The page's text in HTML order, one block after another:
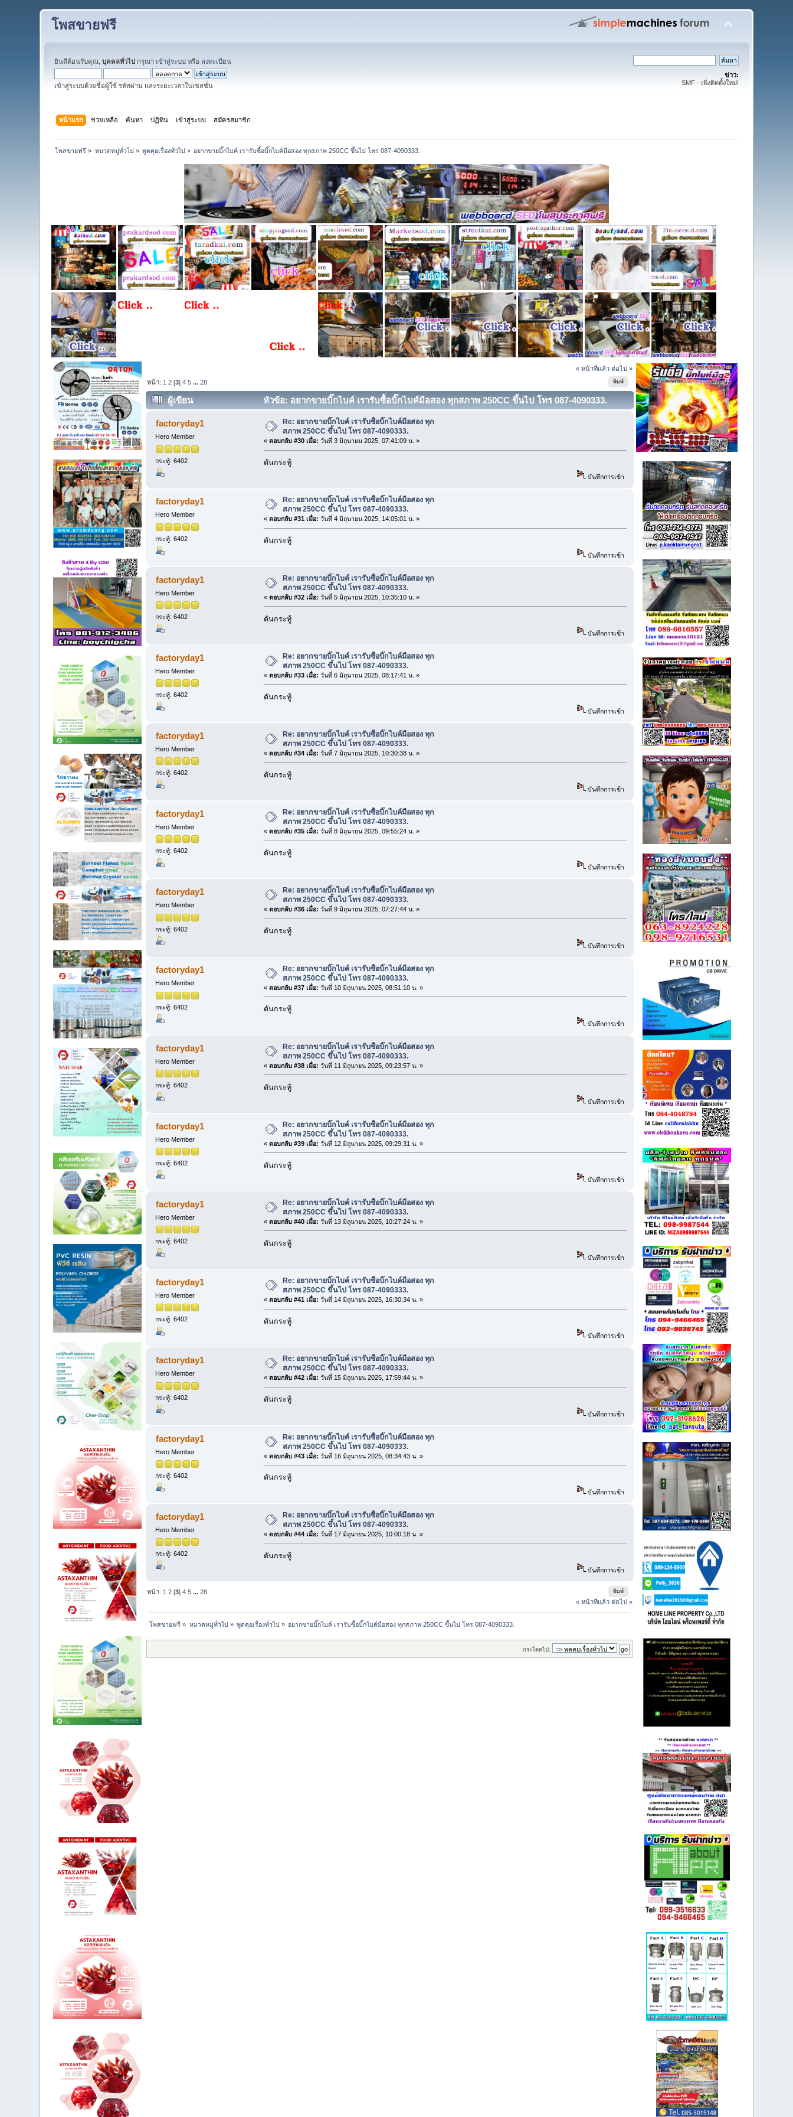
โพสขายฟรี
ยินดีต้อนรับคุณ,บุคคลทั่วไป กรุณา เข้าสู่ระบบ หรือ ลงทะเบียน
เข้าสู่ระบบด้วยชื่อผู้ใช้ รหัสผ่าน และระยะเวลาในเซสชั่น
ข่าว:
SMF - เพิ่งติดตั้งใหม่!
หน้าแรก ช่วยเหลือ ค้นหา ปฏิทิน เข้าสู่ระบบ สมัครสมาชิก
โพสขายฟรี » หมวดหมู่ทั่วไป» พูดคุยเรื่องทั่วไป » อยากขายบิ๊กไบค์ เรารับซื้อบิ๊กไบค์มือสอง ทุกสภาพ 250CC ขึ้นไป โทร 087-4090333.
« หน้าที่แล้ว ต่อไป »
พิมพ์
หน้า: 1 2 [3]4 5 ...28
ผู้เขียน
หัวข้อ: อยากขายบิ๊กไบค์ เรารับซื้อบิ๊กไบค์มือสอง ทุกสภาพ 250CC ขึ้นไป โทร 087-4090333.
(อ่าน 33450 ครั้ง)
factoryday1
Hero Member
กระทู้: 6402
Re: อยากขายบิ๊กไบค์ เรารับซื้อบิ๊กไบค์มือสอง ทุก
สภาพ 250CC ขึ้นไป โทร 087-4090333.
« ตอบกลับ #30 เมื่อ: วันที่ 3 มิถุนายน 2025, 07:41:09 น. »
ดันกระทู้
บันทึกการเข้า
factoryday1
Hero Member
กระทู้: 6402
Re: อยากขายบิ๊กไบค์ เรารับซื้อบิ๊กไบค์มือสอง ทุก
สภาพ 250CC ขึ้นไป โทร 087-4090333.
« ตอบกลับ #31 เมื่อ: วันที่ 4 มิถุนายน 2025, 14:05:01 น. »
ดันกระทู้
บันทึกการเข้า
factoryday1
Hero Member
กระทู้: 6402
Re: อยากขายบิ๊กไบค์ เรารับซื้อบิ๊กไบค์มือสอง ทุก
สภาพ 250CC ขึ้นไป โทร 087-4090333.
« ตอบกลับ #32 เมื่อ: วันที่ 5 มิถุนายน 2025, 10:35:10 น. »
ดันกระทู้
บันทึกการเข้า
factoryday1
Hero Member
กระทู้: 6402
Re: อยากขายบิ๊กไบค์ เรารับซื้อบิ๊กไบค์มือสอง ทุก
สภาพ 250CC ขึ้นไป โทร 087-4090333.
« ตอบกลับ #33 เมื่อ: วันที่ 6 มิถุนายน 2025, 08:17:41 น. »
ดันกระทู้
บันทึกการเข้า
factoryday1
Hero Member
กระทู้: 6402
Re: อยากขายบิ๊กไบค์ เรารับซื้อบิ๊กไบค์มือสอง ทุก
สภาพ 250CC ขึ้นไป โทร 087-4090333.
« ตอบกลับ #34 เมื่อ: วันที่ 7 มิถุนายน 2025, 10:30:38 น. »
ดันกระทู้
บันทึกการเข้า
factoryday1
Hero Member
กระทู้: 6402
Re: อยากขายบิ๊กไบค์ เรารับซื้อบิ๊กไบค์มือสอง ทุก
สภาพ 250CC ขึ้นไป โทร 087-4090333.
« ตอบกลับ #35 เมื่อ: วันที่ 8 มิถุนายน 2025, 09:55:24 น. »
ดันกระทู้
บันทึกการเข้า
factoryday1
Hero Member
กระทู้: 6402
Re: อยากขายบิ๊กไบค์ เรารับซื้อบิ๊กไบค์มือสอง ทุก
สภาพ 250CC ขึ้นไป โทร 087-4090333.
« ตอบกลับ #36 เมื่อ: วันที่ 9 มิถุนายน 2025, 07:27:44 น. »
ดันกระทู้
บันทึกการเข้า
factoryday1
Hero Member
กระทู้: 6402
Re: อยากขายบิ๊กไบค์ เรารับซื้อบิ๊กไบค์มือสอง ทุก
สภาพ 250CC ขึ้นไป โทร 087-4090333.
« ตอบกลับ #37 เมื่อ: วันที่ 10 มิถุนายน 2025, 08:51:10 น. »
ดันกระทู้
บันทึกการเข้า
factoryday1
Hero Member
กระทู้: 6402
Re: อยากขายบิ๊กไบค์ เรารับซื้อบิ๊กไบค์มือสอง ทุก
สภาพ 250CC ขึ้นไป โทร 087-4090333.
« ตอบกลับ #38 เมื่อ: วันที่ 11 มิถุนายน 2025, 09:23:57 น. »
ดันกระทู้
บันทึกการเข้า
factoryday1
Hero Member
กระทู้: 6402
Re: อยากขายบิ๊กไบค์ เรารับซื้อบิ๊กไบค์มือสอง ทุก
สภาพ 250CC ขึ้นไป โทร 087-4090333.
« ตอบกลับ #39 เมื่อ: วันที่ 12 มิถุนายน 2025, 09:29:31 น. »
ดันกระทู้
บันทึกการเข้า
factoryday1
Hero Member
กระทู้: 6402
Re: อยากขายบิ๊กไบค์ เรารับซื้อบิ๊กไบค์มือสอง ทุก
สภาพ 250CC ขึ้นไป โทร 087-4090333.
« ตอบกลับ #40 เมื่อ: วันที่ 13 มิถุนายน 2025, 10:27:24 น. »
ดันกระทู้
บันทึกการเข้า
factoryday1
Hero Member
กระทู้: 6402
Re: อยากขายบิ๊กไบค์ เรารับซื้อบิ๊กไบค์มือสอง ทุก
สภาพ 250CC ขึ้นไป โทร 087-4090333.
« ตอบกลับ #41 เมื่อ: วันที่ 14 มิถุนายน 2025, 16:30:34 น. »
ดันกระทู้
บันทึกการเข้า
factoryday1
Hero Member
กระทู้: 6402
Re: อยากขายบิ๊กไบค์ เรารับซื้อบิ๊กไบค์มือสอง ทุก
สภาพ 250CC ขึ้นไป โทร 087-4090333.
« ตอบกลับ #42 เมื่อ: วันที่ 15 มิถุนายน 2025, 17:59:44 น. »
ดันกระทู้
บันทึกการเข้า
factoryday1
Hero Member
กระทู้: 6402
Re: อยากขายบิ๊กไบค์ เรารับซื้อบิ๊กไบค์มือสอง ทุก
สภาพ 250CC ขึ้นไป โทร 087-4090333.
« ตอบกลับ #43 เมื่อ: วันที่ 16 มิถุนายน 2025, 08:34:43 น. »
ดันกระทู้
บันทึกการเข้า
factoryday1
Hero Member
กระทู้: 6402
Re: อยากขายบิ๊กไบค์ เรารับซื้อบิ๊กไบค์มือสอง ทุก
สภาพ 250CC ขึ้นไป โทร 087-4090333.
« ตอบกลับ #44 เมื่อ: วันที่ 17 มิถุนายน 2025, 10:00:18 น. »
ดันกระทู้
บันทึกการเข้า
พิมพ์
หน้า: 1 2 [3]4 5 ...28
« หน้าที่แล้ว ต่อไป »
โพสขายฟรี » หมวดหมู่ทั่วไป» พูดคุยเรื่องทั่วไป » อยากขายบิ๊กไบค์ เรารับซื้อบิ๊กไบค์มือสอง ทุกสภาพ 250CC ขึ้นไป โทร 087-4090333.
กระโดดไป: